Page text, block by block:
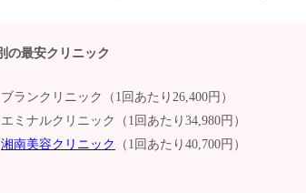
の最安クリニック
ランクリニック（1回あたり26,400円）
ミナルクリニック（1回あたり34,980円）
湘南美容クリニック （1回あたり40,700円）